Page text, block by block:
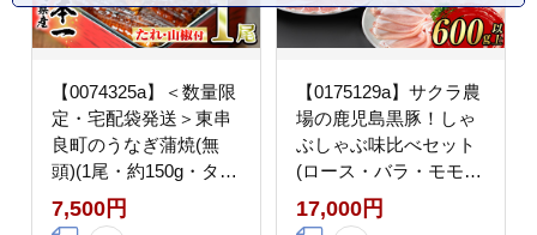
【0074325a】＜数量限
定・宅配袋発送＞東串
良町のうなぎ蒲焼(無
頭)(1尾・約150g・タ
レ、山椒付) うなぎ 高
級 ウナギ 鰻 国産 蒲焼
7,500円
【0175129a】サクラ農
場の鹿児島黒豚！しゃ
ぶしゃぶ味比べセット
(ロース・バラ・モモ)
(計約600g・各種200g)
国産 黒豚 豚肉 ぶた肉
17,000円